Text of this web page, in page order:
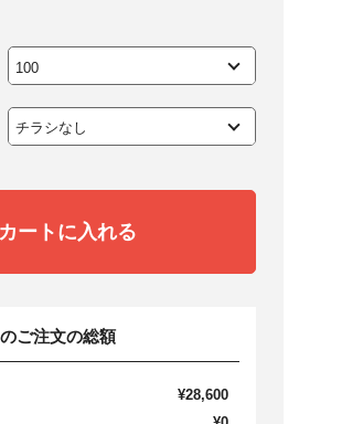
カートに入れる
ご注文の総額
¥28,600